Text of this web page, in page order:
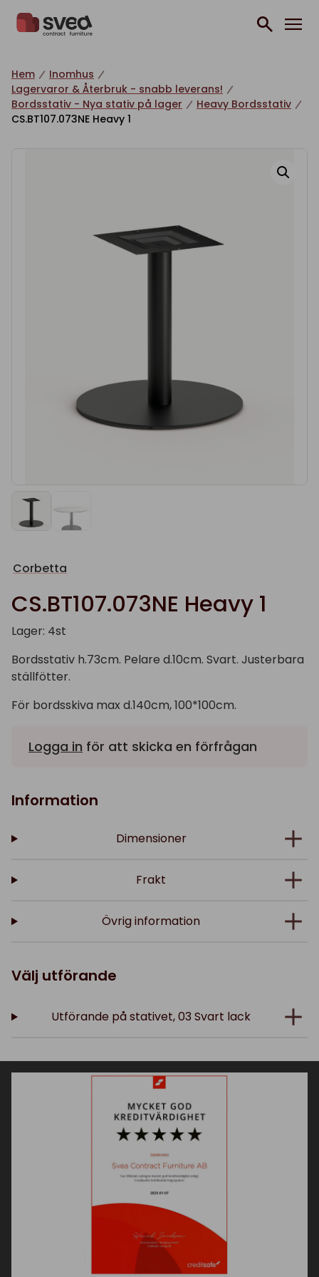
Hem
Inomhus
Lagervaror & Återbruk - snabb leverans!
Bordsstativ - Nya stativ på lager
Heavy Bordsstativ
CS.BT107.073NE Heavy 1
Corbetta
CS.BT107.073NE Heavy 1
Lager: 4st
Bordsstativ h.73cm. Pelare d.10cm. Svart. Justerbara
ställfötter.
För bordsskiva max d.140cm, 100*100cm.
Logga in för att skicka en förfrågan
Information
Dimensioner
Frakt
Övrig information
Välj utförande
Utförande på stativet, 03 Svart lack